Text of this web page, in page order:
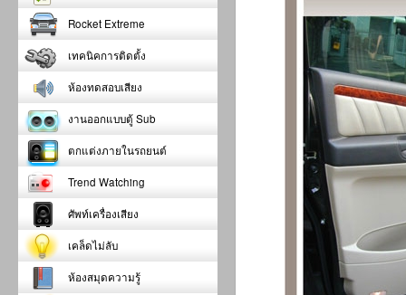
Rocket Extreme
เทคนิคการติดตั้ง
ห้องทดสอบเสียง
งานออกแบบตู้ Sub
ตกแต่งภายในรถยนต์
Trend Watching
ศัพท์เครื่องเสียง
เคล็ดไม่ลับ
ห้องสมุดความรู้